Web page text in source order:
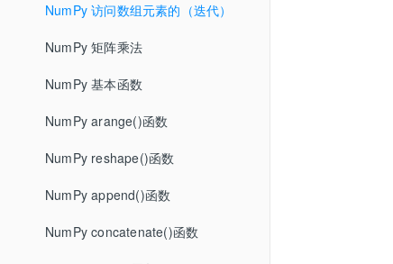
NumPy 访问数组元素的（迭代）
NumPy 矩阵乘法
NumPy 基本函数
NumPy arange()函数
NumPy reshape()函数
NumPy append()函数
NumPy concatenate()函数